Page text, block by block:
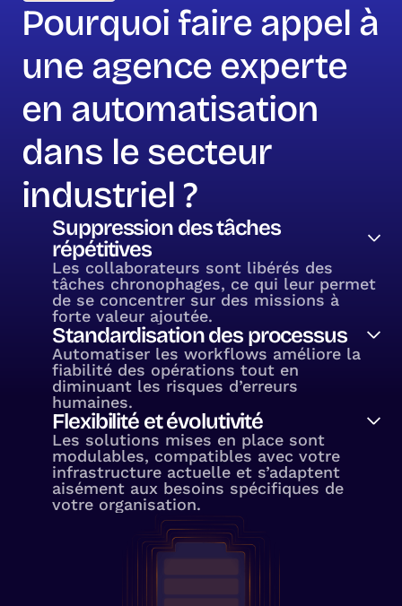
Pourquoi faire appel à
une agence experte
en automatisation
dans le secteur
industriel ?
Suppression des tâches
répétitives
Les collaborateurs sont libérés des
tâches chronophages, ce qui leur permet
de se concentrer sur des missions à
forte valeur ajoutée.
Standardisation des processus
Automatiser les workflows améliore la
fiabilité des opérations tout en
diminuant les risques d’erreurs
humaines.
Flexibilité et évolutivité
Les solutions mises en place sont
modulables, compatibles avec votre
infrastructure actuelle et s’adaptent
aisément aux besoins spécifiques de
votre organisation.